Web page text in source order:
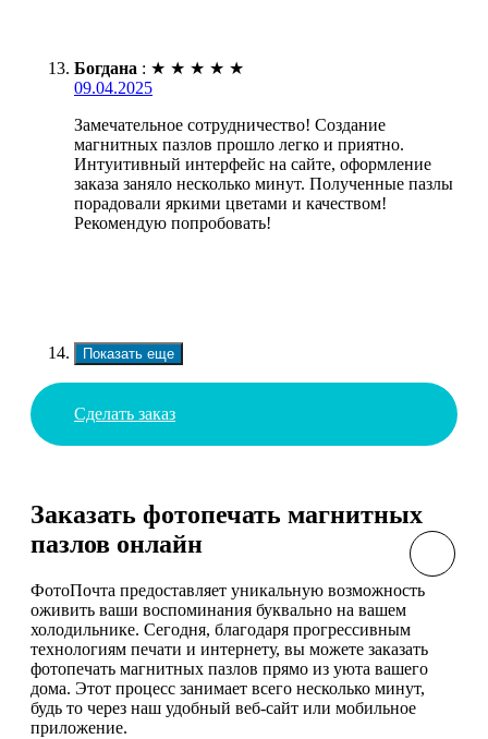
Богдана : ★ ★ ★ ★ ★
09.04.2025
Замечательное сотрудничество! Создание
магнитных пазлов прошло легко и приятно.
Интуитивный интерфейс на сайте, оформление
заказа заняло несколько минут. Полученные пазлы
порадовали яркими цветами и качеством!
Рекомендую попробовать!
Показать еще
Сделать заказ
Заказать фотопечать магнитных
пазлов онлайн
ФотоПочта предоставляет уникальную возможность
оживить ваши воспоминания буквально на вашем
холодильнике. Сегодня, благодаря прогрессивным
технологиям печати и интернету, вы можете заказать
фотопечать магнитных пазлов прямо из уюта вашего
дома. Этот процесс занимает всего несколько минут,
будь то через наш удобный веб-сайт или мобильное
приложение.